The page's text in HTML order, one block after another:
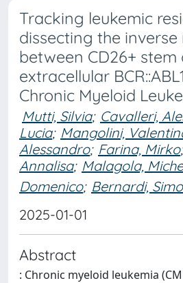
Tracking leukemic
dissecting the
between CD26+ stem
extracellular
Chronic Myeloid
Mutti, Silvia; Cavalleri,
Lucia; Mangolini,
Alessandro; Farina, Mirko;
Annalisa; Malagola,
Domenico; Bernardi,
2025-01-01
Abstract
: Chronic myeloid leukemia